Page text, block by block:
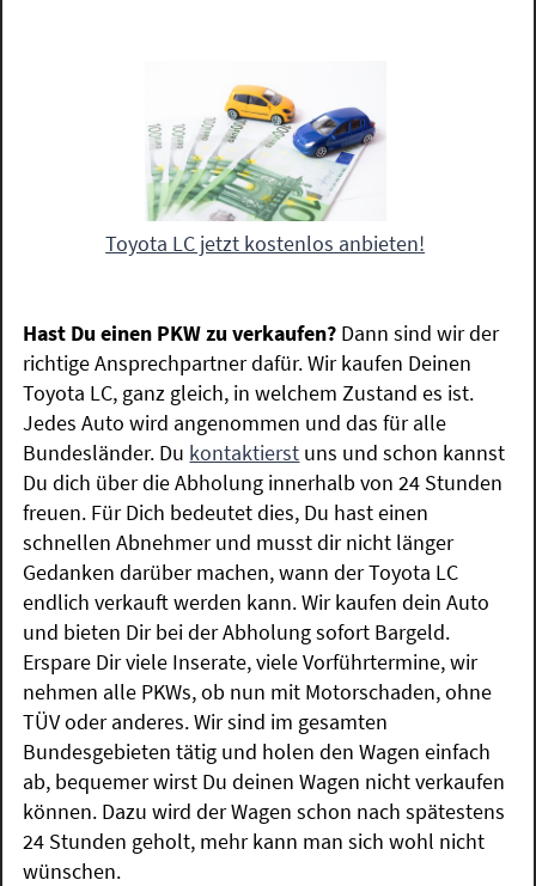
Toyota LC jetzt kostenlos anbieten!
Hast Du einen PKW zu verkaufen? Dann sind wir der
richtige Ansprechpartner dafür. Wir kaufen Deinen
Toyota LC, ganz gleich, in welchem Zustand es ist.
Jedes Auto wird angenommen und das für alle
Bundesländer. Du kontaktierst uns und schon kannst
Du dich über die Abholung innerhalb von 24 Stunden
freuen. Für Dich bedeutet dies, Du hast einen
schnellen Abnehmer und musst dir nicht länger
Gedanken darüber machen, wann der Toyota LC
endlich verkauft werden kann. Wir kaufen dein Auto
und bieten Dir bei der Abholung sofort Bargeld.
Erspare Dir viele Inserate, viele Vorführtermine, wir
nehmen alle PKWs, ob nun mit Motorschaden, ohne
TÜV oder anderes. Wir sind im gesamten
Bundesgebieten tätig und holen den Wagen einfach
ab, bequemer wirst Du deinen Wagen nicht verkaufen
können. Dazu wird der Wagen schon nach spätestens
24 Stunden geholt, mehr kann man sich wohl nicht
wünschen.